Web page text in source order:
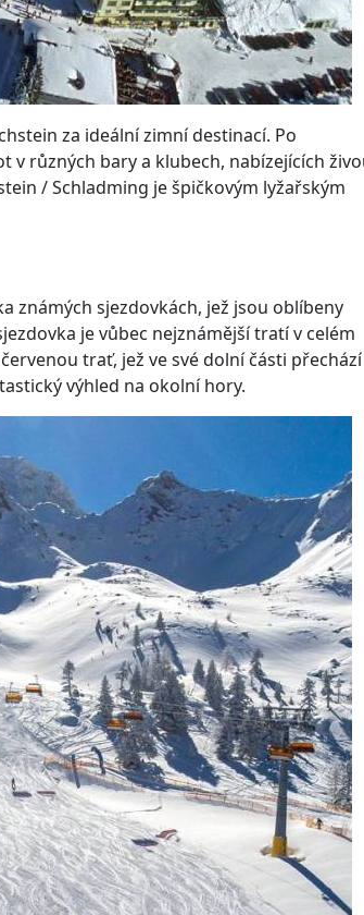
za ideální zimní destinací. Po
různých bary a klubech, nabízejících
/ Schladming je špičkovým lyžařským
známých sjezdovkách, jež jsou oblíbeny
je vůbec nejznámější tratí v celém
trať, jež ve své dolní části přechází
výhled na okolní hory.